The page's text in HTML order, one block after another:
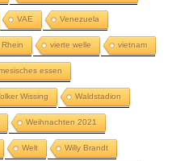
VAE Venezuela
Rhein vierte welle vietnam
essen
Wissing Waldstadion
Weihnachten 2021
Welt Willy Brandt